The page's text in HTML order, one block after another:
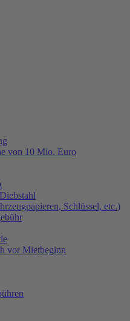
von 10 Mio. Euro
Schlüssel, etc.)
vor Mietbeginn